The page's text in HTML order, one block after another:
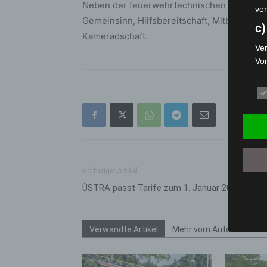
Neben der feuerwehrtechnischen
Gemeinsinn, Hilfsbereitschaft,
Kameradschaft.
ÜSTRA passt Tarife zum 1. Januar 2026 an
Verwandte Artikel Mehr vom Autor